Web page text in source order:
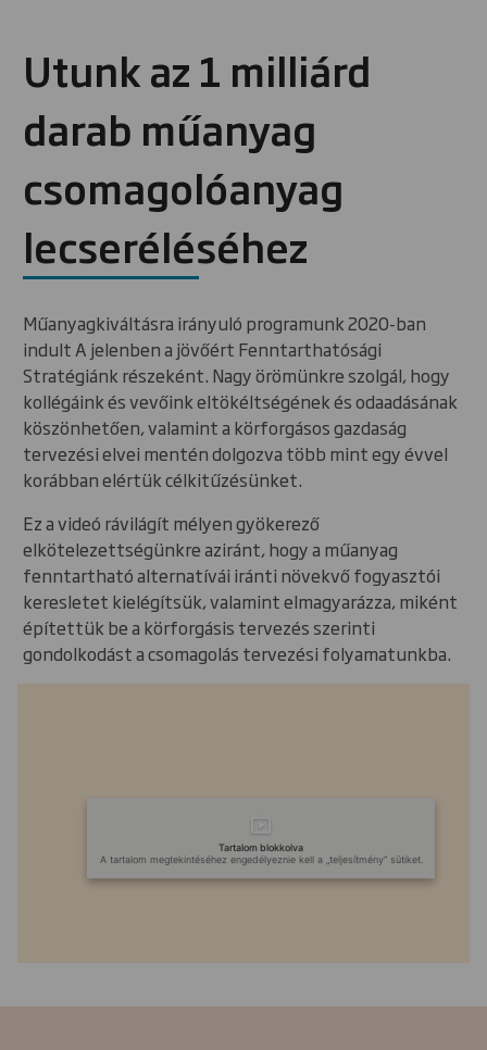
Utunk az 1 milliárd
darab műanyag
csomagolóanyag
lecseréléséhez
Műanyagkiváltásra irányuló programunk 2020-ban
indult A jelenben a jövőért Fenntarthatósági
Stratégiánk részeként. Nagy örömünkre szolgál, hogy
kollégáink és vevőink eltökéltségének és odaadásának
köszönhetően, valamint a körforgásos gazdaság
tervezési elvei mentén dolgozva több mint egy évvel
korábban elértük célkitűzésünket.
Ez a videó rávilágít mélyen gyökerező
elkötelezettségünkre aziránt, hogy a műanyag
fenntartható alternatívái iránti növekvő fogyasztói
keresletet kielégítsük, valamint elmagyarázza, miként
építettük be a körforgásis tervezés szerinti
gondolkodást a csomagolás tervezési folyamatunkba.
Tartalom blokkolva
A tartalom megtekintéséhez engedélyeznie kell a „teljesítmény” sütiket.